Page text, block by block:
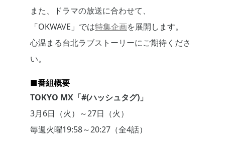
また、ドラマの放送に合わせて、
「OKWAVE」では特集企画を展開します。
心温まる台北ラブストーリーにご期待くださ
い。
■番組概要
TOKYO MX「#(ハッシュタグ)」
3月6日（火）～27日（火）
毎週火曜19:58～20:27（全4話）